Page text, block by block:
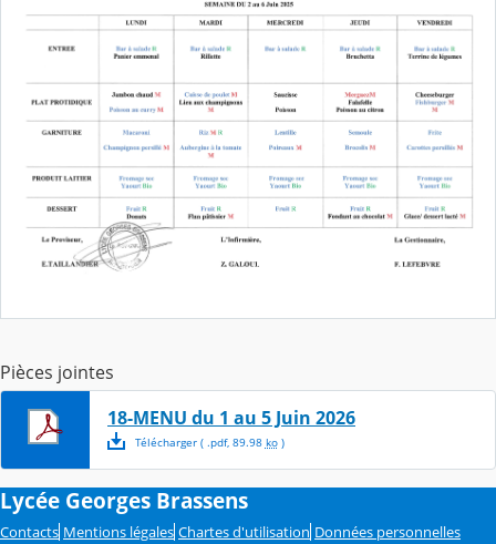
Pièces jointes
18-MENU du 1 au 5 Juin 2026
Télécharger( .pdf, 89.98 ko)
Lycée Georges Brassens
Contacts Mentions légales Chartes d'utilisation Données personnelles